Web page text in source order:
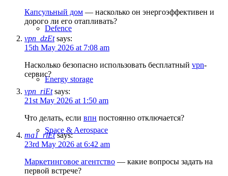
Defence
Energy storage
Space & Aerospace
Капсульный дом — насколько он энергоэффективен и
дорого ли его отапливать?
vpn_dzEt says:
15th May 2026 at 7:08 am
Насколько безопасно использовать бесплатный vpn-
сервис?
vpn_riEt says:
21st May 2026 at 1:50 am
Что делать, если впн постоянно отключается?
ma1_rlEt says:
23rd May 2026 at 6:42 am
Маркетинговое агентство — какие вопросы задать на
первой встрече?